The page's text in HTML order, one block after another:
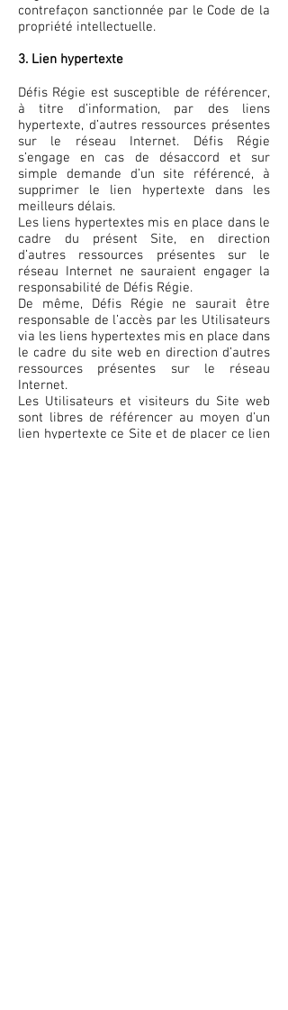
contrefaçon sanctionnée par le Code de la
propriété intellectuelle.
3. Lien hypertexte
Défis Régie est susceptible de référencer,
à titre d’information, par des liens
hypertexte, d’autres ressources présentes
sur le réseau Internet. Défis Régie
s’engage en cas de désaccord et sur
simple demande d’un site référencé, à
supprimer le lien hypertexte dans les
meilleurs délais.
Les liens hypertextes mis en place dans le
cadre du présent Site, en direction
d’autres ressources présentes sur le
réseau Internet ne sauraient engager la
responsabilité de Défis Régie.
De même, Défis Régie ne saurait être
responsable de l’accès par les Utilisateurs
via les liens hypertextes mis en place dans
le cadre du site web en direction d’autres
ressources présentes sur le réseau
Internet.
Les Utilisateurs et visiteurs du Site web
sont libres de référencer au moyen d’un
lien hypertexte ce Site et de placer ce lien